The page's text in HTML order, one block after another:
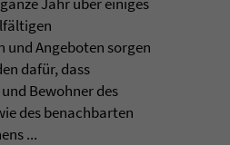
und Angeboten sorgen
dafür, dass
Bewohner des
des benachbarten
...